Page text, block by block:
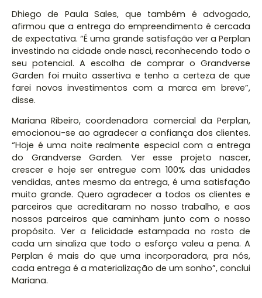
Dhiego de Paula Sales, que também é advogado,
afirmou que a entrega do empreendimento é cercada
de expectativa. “É uma grande satisfação ver a Perplan
investindo na cidade onde nasci, reconhecendo todo o
seu potencial. A escolha de comprar o Grandverse
Garden foi muito assertiva e tenho a certeza de que
farei novos investimentos com a marca em breve”,
disse.
Mariana Ribeiro, coordenadora comercial da Perplan,
emocionou-se ao agradecer a confiança dos clientes.
“Hoje é uma noite realmente especial com a entrega
do Grandverse Garden. Ver esse projeto nascer,
crescer e hoje ser entregue com 100% das unidades
vendidas, antes mesmo da entrega, é uma satisfação
muito grande. Quero agradecer a todos os clientes e
parceiros que acreditaram no nosso trabalho, e aos
nossos parceiros que caminham junto com o nosso
propósito. Ver a felicidade estampada no rosto de
cada um sinaliza que todo o esforço valeu a pena. A
Perplan é mais do que uma incorporadora, pra nós,
cada entrega é a materialização de um sonho”, conclui
Mariana.